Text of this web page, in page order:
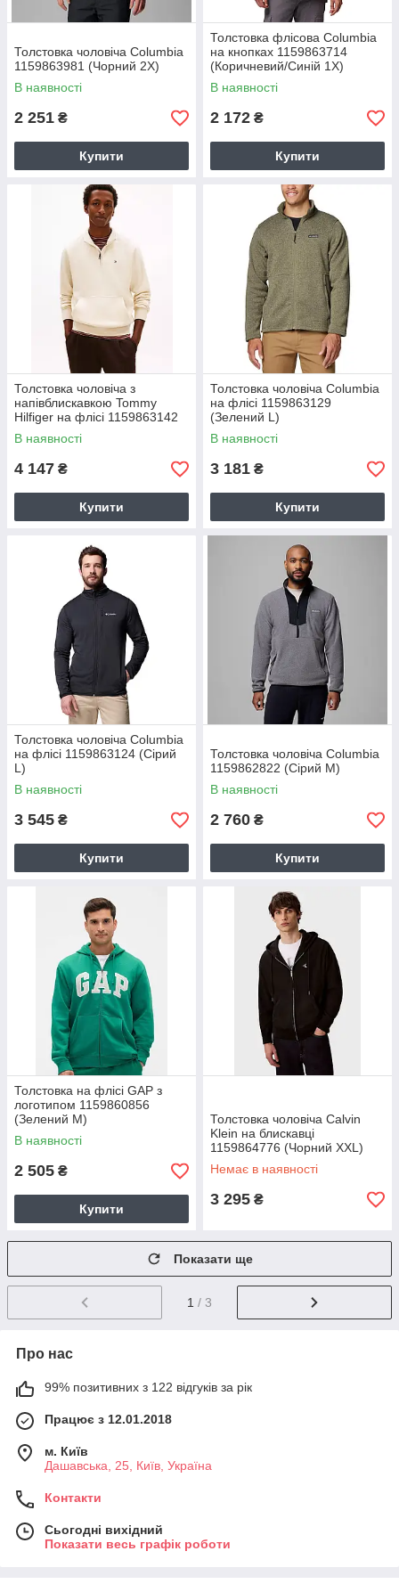
Толстовка чоловіча Columbia
1159863981 (Чорний 2X)
В наявності
2 251 ₴
Купити
Толстовка флісова Columbia
на кнопках 1159863714
(Коричневий/Синій 1X)
В наявності
2 172 ₴
Купити
Толстовка чоловіча з
напівблискавкою Tommy
Hilfiger на флісі 1159863142
(Молочний XL)
В наявності
4 147 ₴
Купити
Толстовка чоловіча Columbia
на флісі 1159863129
(Зелений L)
В наявності
3 181 ₴
Купити
Толстовка чоловіча Columbia
на флісі 1159863124 (Сірий
L)
В наявності
3 545 ₴
Купити
Толстовка чоловіча Columbia
1159862822 (Сірий M)
В наявності
2 760 ₴
Купити
Толстовка на флісі GAP з
логотипом 1159860856
(Зелений M)
В наявності
2 505 ₴
Купити
Толстовка чоловіча Calvin
Klein на блискавці
1159864776 (Чорний XXL)
Немає в наявності
3 295 ₴
Показати ще
1 / 3
Про нас
99% позитивних з 122 відгуків за рік
Працює з 12.01.2018
м. Київ
Дашавська, 25, Київ, Україна
Контакти
Сьогодні вихідний
Показати весь графік роботи